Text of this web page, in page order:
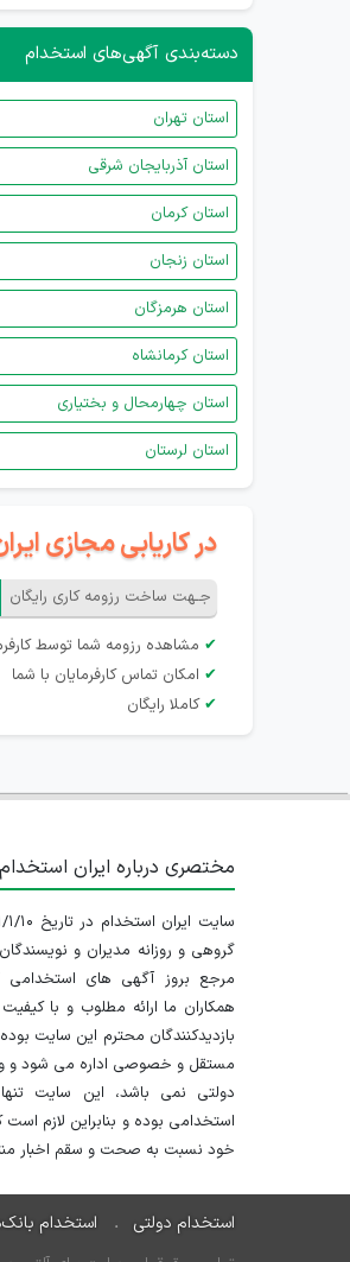
دسته‌بندی آگهی‌های استخدام
استان تهران
استان آذربایجان شرقی
استان کرمان
استان زنجان
استان هرمزگان
استان کرمانشاه
استان چهارمحال و بختیاری
استان لرستان
در کاریابی مجازی
جـهت ساخت رزومه کاری رایگان
✔ مشاهده رزومه شما توسط
✔ امکان تماس کارفرمایان با شما
✔ کاملا رایگان
مختصری درباره ایران استخدام
گروهی و روزانه مدیران و
مرجع بروز آگهی های
همکاران ما ارائه مطلوب و با
بازدیدکنندگان محترم این سایت
مستقل و خصوصی اداره می شود و
دولتی نمی باشد، این سایت
استخدامی بوده و بنابراین لازم
خود نسبت به صحت و سقم اخبار
استخدام دولتی استخدام